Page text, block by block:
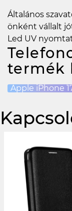
Általános
önként vállalt
Led UV
termék
Apple iPhone